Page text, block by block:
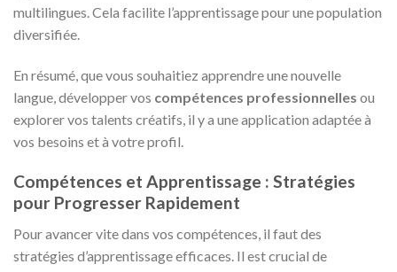
multilingues. Cela facilite l’apprentissage pour une population
diversifiée.
En résumé, que vous souhaitiez apprendre une nouvelle
langue, développer vos compétences professionnelles ou
explorer vos talents créatifs, il y a une application adaptée à
vos besoins et à votre profil.
Compétences et Apprentissage : Stratégies
pour Progresser Rapidement
Pour avancer vite dans vos compétences, il faut des
stratégies d’apprentissage efficaces. Il est crucial de